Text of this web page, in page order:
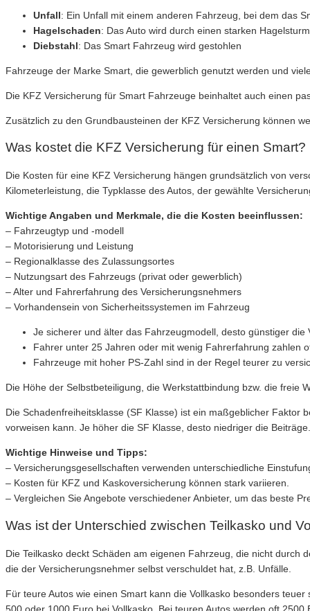
Unfall: Ein Unfall mit einem anderen Fahrzeug, bei dem das
Hagelschaden: Das Auto wird durch einen starken
Diebstahl: Das Smart Fahrzeug wird gestohlen
Fahrzeuge der Marke Smart, die gewerblich genutzt werden und
Die KFZ Versicherung für Smart Fahrzeuge beinhaltet auch einen
Zusätzlich zu den Grundbausteinen der KFZ Versicherung können
Was kostet die KFZ Versicherung für einen Smart?
Die Kosten für eine KFZ Versicherung hängen grundsätzlich von
Kilometerleistung, die Typklasse des Autos, der gewählte
Wichtige Angaben und Merkmale, die die Kosten beeinflussen:
– Fahrzeugtyp und -modell
– Motorisierung und Leistung
– Regionalklasse des Zulassungsortes
– Nutzungsart des Fahrzeugs (privat oder gewerblich)
– Alter und Fahrerfahrung des Versicherungsnehmers
– Vorhandensein von Sicherheitssystemen im Fahrzeug
Je sicherer und älter das Fahrzeugmodell, desto günstiger die
Fahrer unter 25 Jahren oder mit wenig Fahrerfahrung zahlen
Fahrzeuge mit hoher PS-Zahl sind in der Regel teurer zu
Die Höhe der Selbstbeteiligung, die Werkstattbindung bzw. die freie
Die Schadenfreiheitsklasse (SF Klasse) ist ein maßgeblicher Faktor
vorweisen kann. Je höher die SF Klasse, desto niedriger die
Wichtige Hinweise und Tipps:
– Versicherungsgesellschaften verwenden unterschiedliche
– Kosten für KFZ und Kaskoversicherung können stark variieren.
– Vergleichen Sie Angebote verschiedener Anbieter, um das beste
Was ist der Unterschied zwischen Teilkasko und
Die Teilkasko deckt Schäden am eigenen Fahrzeug, die nicht durch
die der Versicherungsnehmer selbst verschuldet hat, z.B. Unfälle.
Für teure Autos wie einen Smart kann die Vollkasko besonders
500 oder 1000 Euro bei Vollkasko. Bei teuren Autos werden oft